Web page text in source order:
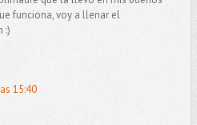
funciona, voy a llenar el
:)
15:40